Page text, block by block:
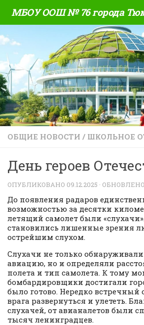
Skip to content
ОБЩИЕ НОВОСТИ / ШКОЛЬНОЕ
День героев
ОПУБЛИКОВАНО 09.12.2025 · ОБНОВЛЕНО
До появления радаров
возможностью за десятки
летящий самолет были
становились лишенные зрения
острейшим слухом.
Слухачи не только
авиацию, но и определяли
полета и тип самолета. К тому
бомбардировщики достигали
было готово. Нередко встречный
врага развернуться и улететь.
слухачей, от авианалетов были
тысяч ленинградцев.